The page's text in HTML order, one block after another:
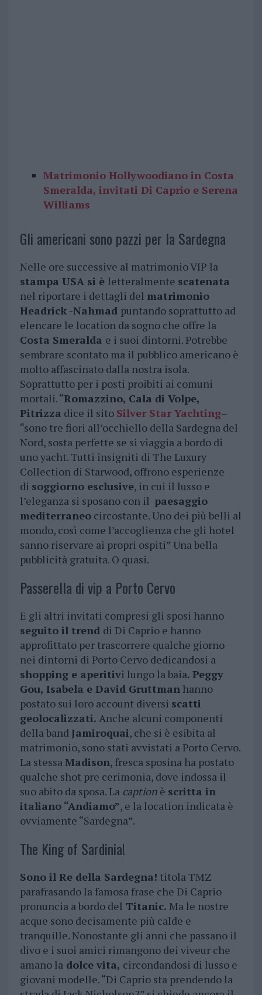
Matrimonio Hollywoodiano in Costa
Smeralda, invitati Di Caprio e Serena
Williams
Gli americani sono pazzi per la Sardegna
Nelle ore successive al matrimonio VIP la
stampa USA si è letteralmente scatenata
nel riportare i dettagli del matrimonio
Headrick -Nahmad puntando soprattutto ad
elencare le location da sogno che offre la
Costa Smeralda e i suoi dintorni. Potrebbe
sembrare scontato ma il pubblico americano è
molto affascinato dalla nostra isola.
Soprattutto per i posti proibiti ai comuni
mortali. “Romazzino, Cala di Volpe,
Pitrizza dice il sito Silver Star Yachting–
“sono tre fiori all’occhiello della Sardegna del
Nord, sosta perfette se si viaggia a bordo di
uno yacht. Tutti insigniti di The Luxury
Collection di Starwood, offrono esperienze
di soggiorno esclusive, in cui il lusso e
l’eleganza si sposano con il paesaggio
mediterraneocircostante. Uno dei più belli al
mondo, così come l’accoglienza che gli hotel
sanno riservare ai propri ospiti” Una bella
pubblicità gratuita. O quasi.
Passerella di vip a Porto Cervo
E gli altri invitati compresi gli sposi hanno
seguito il trend di Di Caprio e hanno
approfittato per trascorrere qualche giorno
nei dintorni di Porto Cervo dedicandosi a
shopping e aperitivi lungo la baia. Peggy
Gou, Isabela e David Gruttmanhanno
postato sui loro account diversi scatti
geolocalizzati. Anche alcuni componenti
della bandJamiroquai, che si è esibita al
matrimonio, sono stati avvistati a Porto Cervo.
La stessaMadison, fresca sposina ha postato
qualche shot pre cerimonia, dove indossa il
suo abito da sposa. Lacaptionè scritta in
italiano “Andiamo”, e la location indicata è
ovviamente “Sardegna”.
The King of Sardinia!
Sono il Re della Sardegna! titola TMZ
parafrasando la famosa frase che Di Caprio
pronuncia a bordo del Titanic. Ma le nostre
acque sono decisamente più calde e
tranquille. Nonostante gli anni che passano il
divo e i suoi amici rimangono dei viveur che
amano ladolce vita, circondandosi di lusso e
giovani modelle. “Di Caprio sta prendendo la